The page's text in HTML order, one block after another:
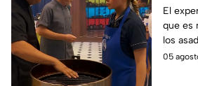
24/7
para
El
que es
los
05